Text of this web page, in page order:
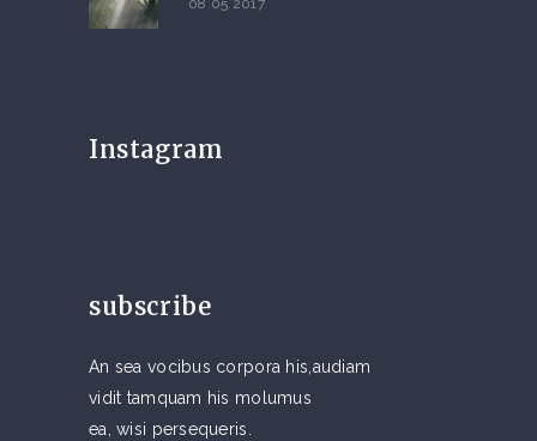
08.05.2017.
Instagram
subscribe
An sea vocibus corpora his,audiam
vidit tamquam his molumus
ea, wisi persequeris.